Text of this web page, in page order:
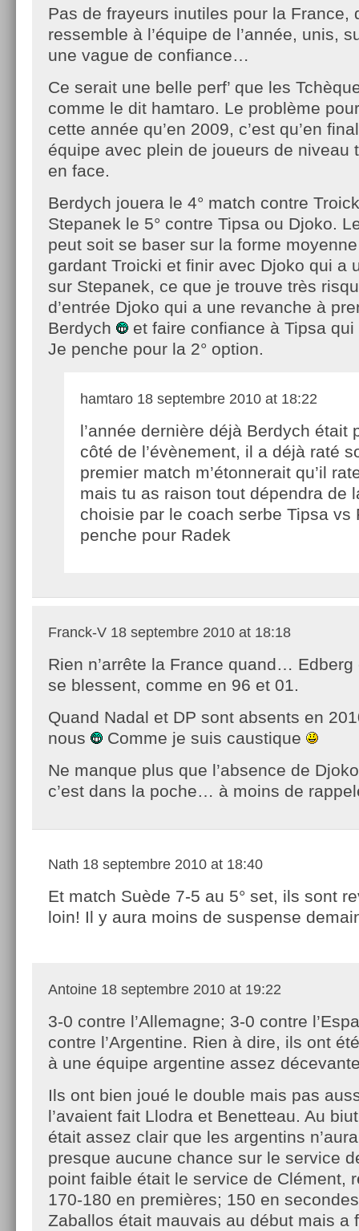
Pas de frayeurs inutiles pour la France,
ressemble à l’équipe de l’année, unis,
une vague de confiance…
Ce serait une belle perf’ que les
comme le dit hamtaro. Le problème
cette année qu’en 2009, c’est qu’en
équipe avec plein de joueurs de niveau
en face.
Berdych jouera le 4° match contre
Stepanek le 5° contre Tipsa ou Djoko.
peut soit se baser sur la forme
gardant Troicki et finir avec Djoko qui a
sur Stepanek, ce que je trouve très
d’entrée Djoko qui a une revanche à
Berdych
et faire confiance à Tipsa
Je penche pour la 2° option.
hamtaro 18 septembre 2010 at 18:22
l’année dernière déjà Berdych était
côté de l’évènement, il a déjà raté
premier match m’étonnerait qu’il
mais tu as raison tout dépendra de
choisie par le coach serbe Tipsa vs
penche pour Radek
Franck-V 18 septembre 2010 at 18:18
Rien n’arrête la France quand… Edberg
se blessent, comme en 96 et 01.
Quand Nadal et DP sont absents en
nous
Comme je suis caustique
Ne manque plus que l’absence de
c’est dans la poche… à moins de
Nath 18 septembre 2010 at 18:40
Et match Suède 7-5 au 5° set, ils sont
loin! Il y aura moins de suspense
Antoine 18 septembre 2010 at 19:22
3-0 contre l’Allemagne; 3-0 contre
contre l’Argentine. Rien à dire, ils ont
à une équipe argentine assez
Ils ont bien joué le double mais pas
l’avaient fait Llodra et Benetteau. Au
était assez clair que les argentins
presque aucune chance sur le service
point faible était le service de Clément,
170-180 en premières; 150 en
Zaballos était mauvais au début mais a